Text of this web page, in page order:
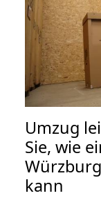
Umzug
Sie, wie
kann